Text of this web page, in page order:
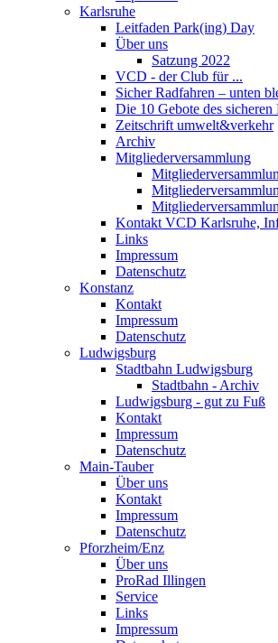
Karlsruhe
Leitfaden Park(ing) Day
Über uns
Satzung 2022
VCD - der Club für ...
Sicher Radfahren – unten
Die 10 Gebote des sicheren
Zeitschrift umwelt&verkehr
Archiv
Mitgliederversammlung
Kontakt VCD Karlsruhe,
Links
Impressum
Datenschutz
Konstanz
Kontakt
Impressum
Datenschutz
Ludwigsburg
Stadtbahn Ludwigsburg
Stadtbahn - Archiv
Ludwigsburg - gut zu Fuß
Kontakt
Impressum
Datenschutz
Main-Tauber
Über uns
Kontakt
Impressum
Datenschutz
Pforzheim/Enz
Über uns
ProRad Illingen
Service
Links
Impressum